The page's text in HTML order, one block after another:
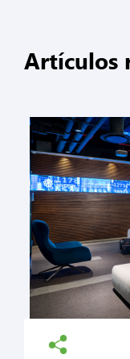
Artículos